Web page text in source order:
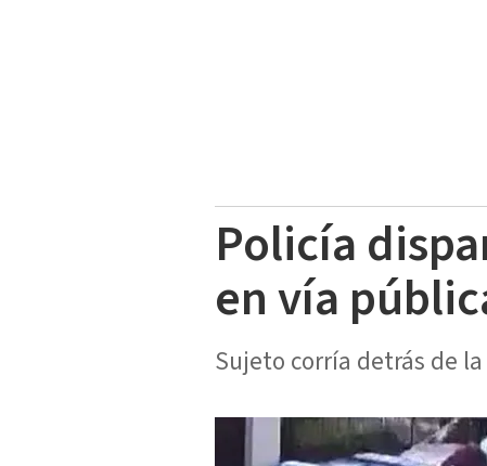
Policía
en vía
Sujeto corría detrás de